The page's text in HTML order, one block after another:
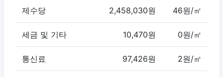
제수당 2,458,030원 46원/㎡
세금 및 기타 10,470원 0원/㎡
통신료 97,426원 2원/㎡